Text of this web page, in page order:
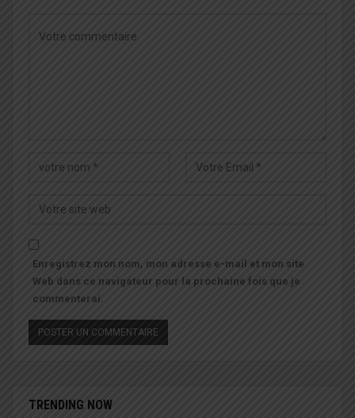
Enregistrez mon nom, mon adresse e-mail et mon site
Web dans ce navigateur pour la prochaine fois que je
commenterai.
TRENDING NOW